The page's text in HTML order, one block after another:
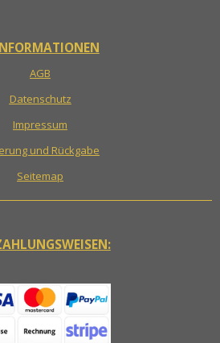
AGB
Datenschutz
Impressum
und Rückgabe
Seitemap